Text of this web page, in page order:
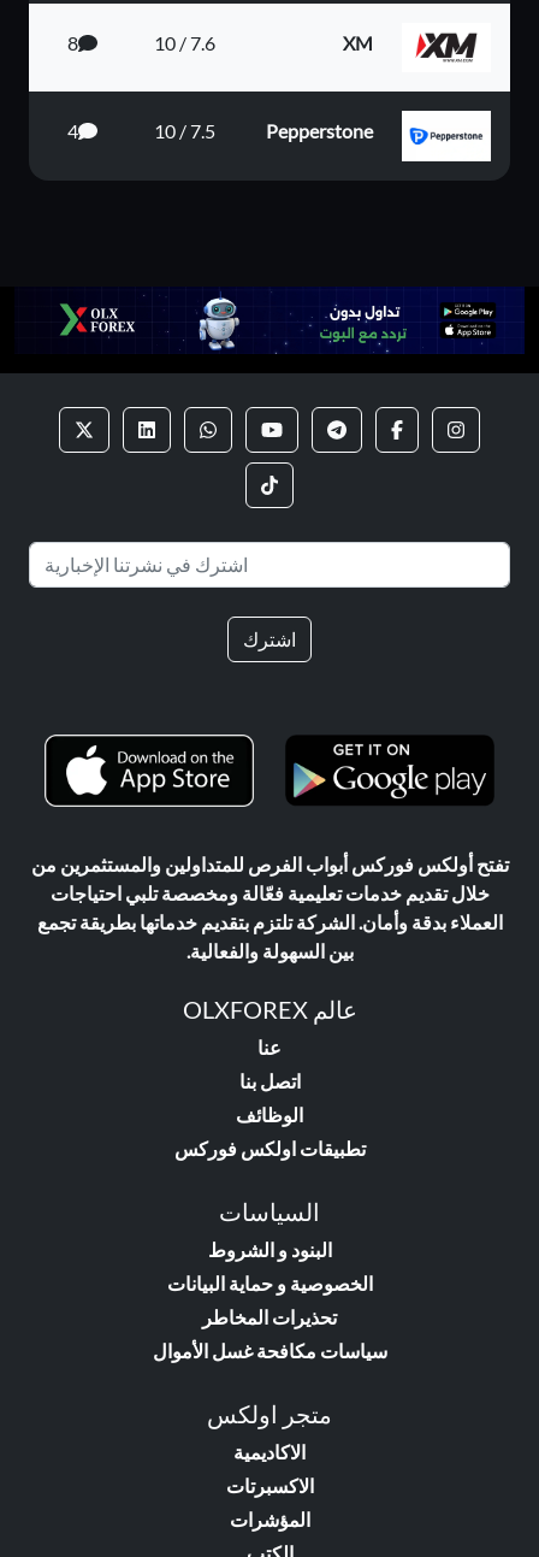
XM
7.6 / 10
8
Pepperstone
7.5 / 10
4
اشترك
تفتح أولكس فوركس أبواب الفرص للمتداولين والمستثمرين من
خلال تقديم خدمات تعليمية فعّالة ومخصصة تلبي احتياجات
العملاء بدقة وأمان. الشركة تلتزم بتقديم خدماتها بطريقة تجمع
بين السهولة والفعالية.
عالم OLXFOREX
عنا
اتصل بنا
الوظائف
تطبيقات اولكس فوركس
السياسات
البنود و الشروط
الخصوصية و حماية البيانات
تحذيرات المخاطر
سياسات مكافحة غسل الأموال
متجر اولكس
الاكاديمية
الاكسبرتات
المؤشرات